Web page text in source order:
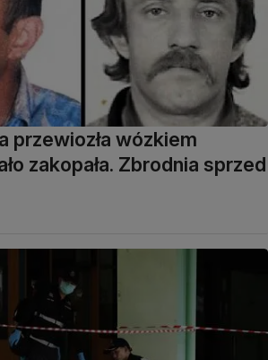
przewiozła wózkiem
zakopała. Zbrodnia sprzed